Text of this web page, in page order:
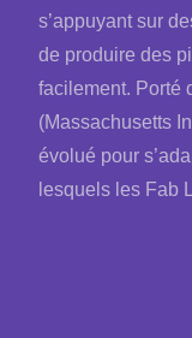
s’appuyant sur
de produire des
facilement. Porté
(Massachusetts
évolué pour
lesquels les Fab